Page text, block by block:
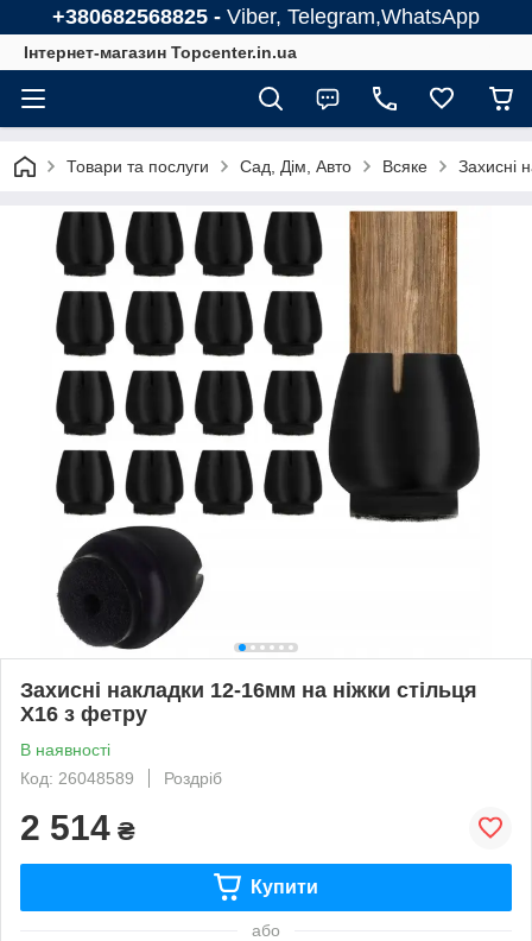
+380682568825 - Viber, Telegram,WhatsApp
Інтернет-магазин Topcenter.in.ua
Товари та послуги Сад, Дім, Авто Всяке Захисні
Захисні накладки 12-16мм на ніжки стільця
X16 з фетру
В наявності
Код: 26048589
Роздріб
2 514 ₴
Купити
або